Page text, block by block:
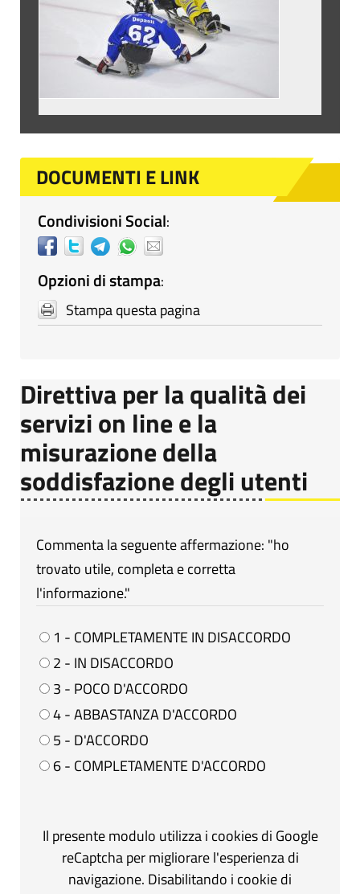
DOCUMENTI E LINK
Condivisioni Social:
Opzioni di stampa:
Stampa questa pagina
Direttiva per la qualità dei
servizi on line e la
misurazione della
soddisfazione degli utenti
Commenta la seguente affermazione: "ho
trovato utile, completa e corretta
l'informazione."
1 - COMPLETAMENTE IN DISACCORDO
2 - IN DISACCORDO
3 - POCO D'ACCORDO
4 - ABBASTANZA D'ACCORDO
5 - D'ACCORDO
6 - COMPLETAMENTE D'ACCORDO
Il presente modulo utilizza i cookies di Google
reCaptcha per migliorare l'esperienza di
navigazione. Disabilitando i cookie di